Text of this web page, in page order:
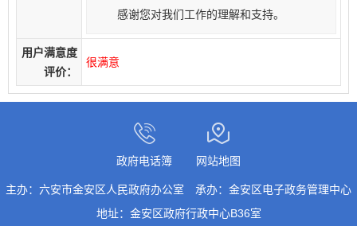
感谢您对我们工作的理解和支持。
用户满意度
评价：
很满意
政府电话簿 网站地图
主办：六安市金安区人民政府办公室
承办：金安区电子政务管理中心
地址：金安区政府行政中心B36室